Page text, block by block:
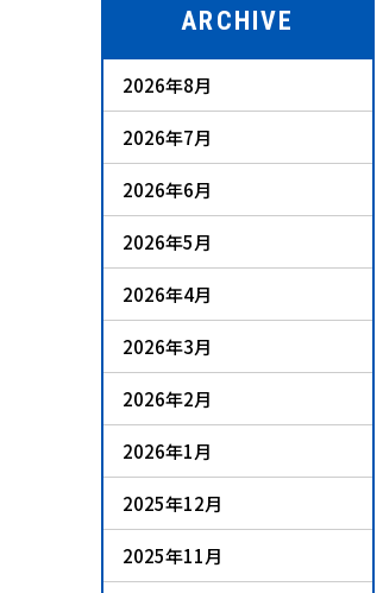
ARCHIVE
2026年8月
2026年7月
2026年6月
2026年5月
2026年4月
2026年3月
2026年2月
2026年1月
2025年12月
2025年11月